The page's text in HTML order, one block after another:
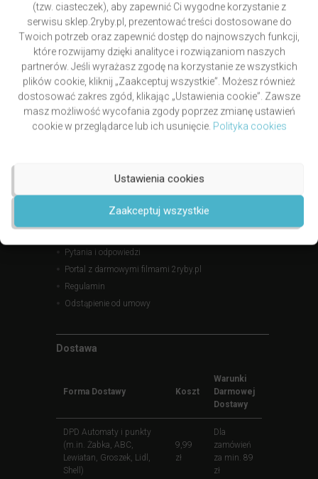
(tzw. ciasteczek), aby zapewnić Ci wygodne korzystanie z
serwisu sklep.2ryby.pl, prezentować treści dostosowane do
Twoich potrzeb oraz zapewnić dostęp do najnowszych funkcji,
które rozwijamy dzięki analityce i rozwiązaniom naszych
partnerów. Jeśli wyrażasz zgodę na korzystanie ze wszystkich
plików cookie, kliknij „Zaakceptuj wszystkie”. Możesz również
dostosować zakres zgód, klikając „Ustawienia cookie”. Zawsze
masz możliwość wycofania zgody poprzez zmianę ustawień
cookie w przeglądarce lub ich usunięcie. Polityka cookies
Zaakceptuj wszystkie
Ustawienia cookies
Najnowsze opinie
Jak weryfikujemy oceny i opinie?
Newsletter – zapisz się i zyskaj
Kontakt, godziny otwarcia, mapa dojazdu
Pytania i odpowiedzi
Portal z darmowymi filmami 2ryby.pl
Regulamin
Odstąpienie od umowy
Dostawa
Forma Dostawy Koszt
Warunki
Darmowej
Dostawy
DPD Automaty i punkty
(m.in. Żabka, ABC,
Lewiatan, Groszek, Lidl,
Shell)
9,99
zł
Dla
zamówień
za min. 89
zł